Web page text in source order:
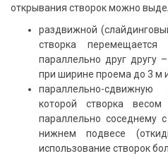
открывания створок можно
раздвижной
створка
параллельно друг другу
при ширине проема до 3 м
параллельно-
которой створка
параллельно соседнему
нижнем подвесе
использование створок